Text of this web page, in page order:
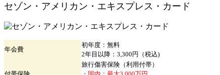
セゾン・アメリカン・エキスプレス・カード
年会費
初年度：無料
2年目以降：3,300円（税込)
旅行傷害保険（利用付帯）